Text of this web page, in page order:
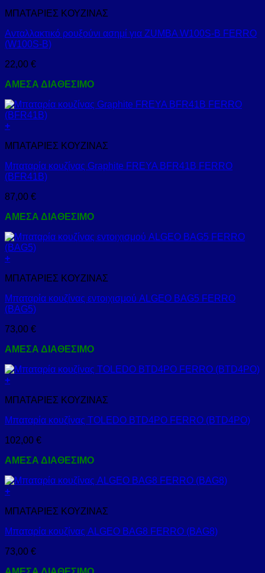
ΜΠΑΤΑΡΙΕΣ ΚΟΥΖΙΝΑΣ
Ανταλλακτικό ρουξούνι ασημί για ZUMBA W100S-B FERRO
(W100S-B)
22,00 €
ΑΜΕΣΑ ΔΙΑΘΕΣΙΜΟ
+
ΜΠΑΤΑΡΙΕΣ ΚΟΥΖΙΝΑΣ
Μπαταρία κουζίνας Graphite FREYA BFR41B FERRO
(BFR41B)
87,00 €
ΑΜΕΣΑ ΔΙΑΘΕΣΙΜΟ
+
ΜΠΑΤΑΡΙΕΣ ΚΟΥΖΙΝΑΣ
Μπαταρία κουζίνας εντοιχισμού ALGEO BAG5 FERRO
(BAG5)
73,00 €
ΑΜΕΣΑ ΔΙΑΘΕΣΙΜΟ
+
ΜΠΑΤΑΡΙΕΣ ΚΟΥΖΙΝΑΣ
Μπαταρία κουζίνας TOLEDO BTD4PO FERRO (BTD4PO)
102,00 €
ΑΜΕΣΑ ΔΙΑΘΕΣΙΜΟ
+
ΜΠΑΤΑΡΙΕΣ ΚΟΥΖΙΝΑΣ
Μπαταρία κουζίνας ALGEO BAG8 FERRO (BAG8)
73,00 €